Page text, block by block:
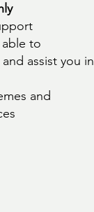
to
assist you in
and